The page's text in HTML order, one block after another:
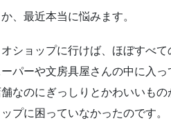
、最近本当に悩みます。
ショップに行けば、ほぼすべ
パーや文房具屋さんの中に入
なのにぎっしりとかわいいも
プに困っていなかったのです。